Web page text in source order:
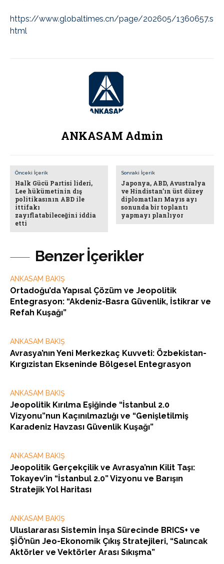
Benzer İçerikler
ANKASAM BAKIŞ
Ortadoğu’da Yapısal Çözüm ve Jeopolitik
Entegrasyon: “Akdeniz-Basra Güvenlik, İstikrar ve
Refah Kuşağı”
ANKASAM BAKIŞ
Avrasya’nın Yeni Merkezkaç Kuvveti: Özbekistan-
Kırgızistan Ekseninde Bölgesel Entegrasyon
ANKASAM BAKIŞ
Jeopolitik Kırılma Eşiğinde “İstanbul 2.0
Vizyonu”nun Kaçınılmazlığı ve “Genişletilmiş
Karadeniz Havzası Güvenlik Kuşağı”
ANKASAM BAKIŞ
Jeopolitik Gerçekçilik ve Avrasya’nın Kilit Taşı:
Tokayev’in “İstanbul 2.0” Vizyonu ve Barışın
Stratejik Yol Haritası
ANKASAM BAKIŞ
Uluslararası Sistemin İnşa Sürecinde BRICS+ ve
ŞİÖ’nün Jeo-Ekonomik Çıkış Stratejileri, “Salıncak
Aktörler ve Vektörler Arası Sıkışma”
https://www.globaltimes.cn/page/202605/1360657.s
html
ANKASAM Admin
Önceki İçerik
Halk Gücü Partisi lideri,
Lee hükümetinin dış
politikasının ABD ile
ittifakı
zayıflatabileceğini iddia
etti
Sonraki İçerik
Japonya, ABD, Avustralya
ve Hindistan’ın üst düzey
diplomatları Mayıs ayı
sonunda bir toplantı
yapmayı planlıyor